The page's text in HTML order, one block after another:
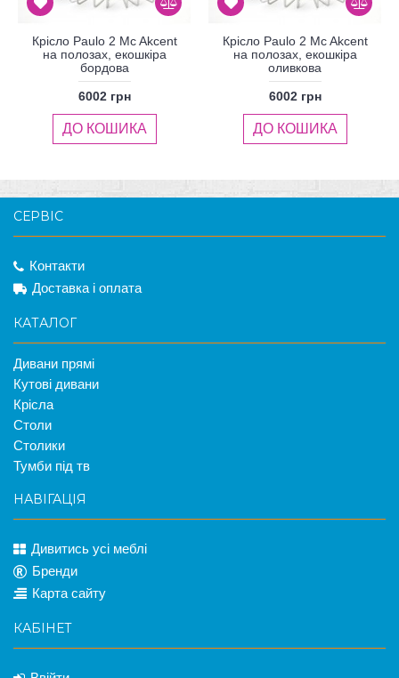
Крісло Paulo 2 Mc Akcent
на полозах, екошкіра
бордова
6002 грн
ДО КОШИКА
Крісло Paulo 2 Mc Akcent
на полозах, екошкіра
оливкова
6002 грн
ДО КОШИКА
СЕРВІС
Контакти
Доставка і оплата
КАТАЛОГ
Дивани прямі
Кутові дивани
Крісла
Столи
Столики
Тумби під тв
НАВІГАЦІЯ
Дивитись усі меблі
Бренди
Карта сайту
КАБІНЕТ